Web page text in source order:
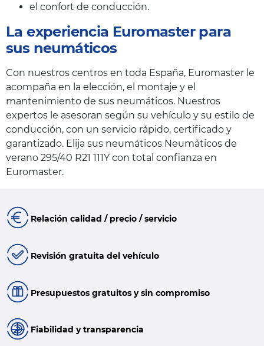
el confort de conducción.
La experiencia Euromaster para
sus neumáticos
Con nuestros centros en toda España, Euromaster le
acompaña en la elección, el montaje y el
mantenimiento de sus neumáticos. Nuestros
expertos le asesoran según su vehículo y su estilo de
conducción, con un servicio rápido, certificado y
garantizado. Elija sus neumáticos Neumáticos de
verano 295/40 R21 111Y con total confianza en
Euromaster.
Relación calidad / precio / servicio
Revisión gratuita del vehículo
Presupuestos gratuitos y sin compromiso
Fiabilidad y transparencia